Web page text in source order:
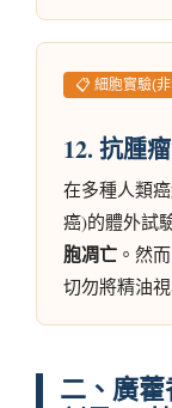
📋 細胞實驗(
12. 抗腫
在多種人類
癌)的體外試
胞凋亡 。然而
切勿將精油
二、廣